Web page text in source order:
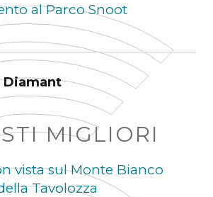
al Parco Snoot
Diamant
MIGLIORI
vista sul Monte Bianco
Tavolozza